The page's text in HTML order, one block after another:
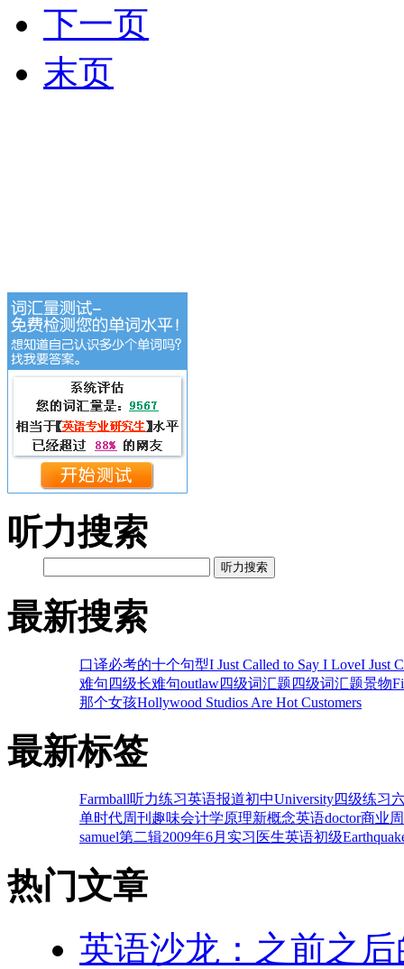
下一页
末页
听力搜索
听力搜索
最新搜索
口译必考的十个句型I Just Called to Say I LoveI Just
难句 四级长难句outlaw四级词汇题 四级词汇题景物
那个女孩Hollywood Studios Are Hot Customers
最新标签
Farmball听力练习英语报道初中University四级练习
单时代周刊 趣味会计学原理新概念英语doctor商业
samuel第二辑2009年6月 实习医生英语初级
热门文章
英语沙龙：之前之